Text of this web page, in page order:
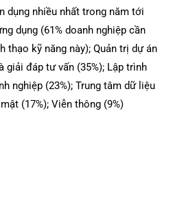
dụng nhiều nhất trong năm tới
dụng (61% doanh nghiệp cần
thạo kỹ năng này); Quản trị dự án
giải đáp tư vấn (35%); Lập trình
nghiệp (23%); Trung tâm dữ liệu
(17%); Viễn thông (9%)